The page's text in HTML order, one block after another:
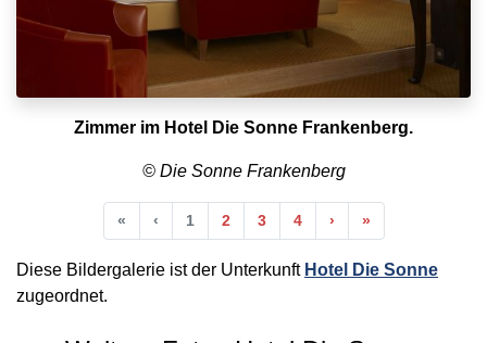
Zimmer im Hotel Die Sonne Frankenberg.
© Die Sonne Frankenberg
«Anfang
‹Vorherige
1 2 3 4 ›Nächste
»Ende
Diese Bildergalerie ist der Unterkunft Hotel Die Sonne
zugeordnet.